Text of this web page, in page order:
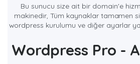
Bu sunucu size ait bir domain'e
makinedir, Tüm kaynaklar tamamen
wordpress kurulumu ve diğer ayarlar
Wordpress Pro -